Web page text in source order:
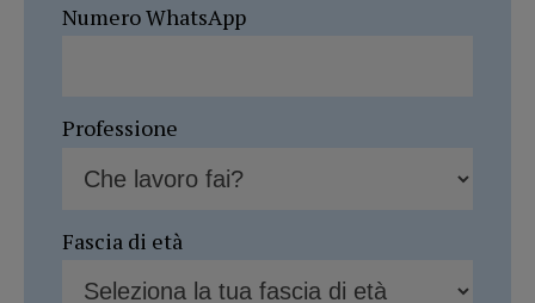
Numero WhatsApp
Professione
Fascia di età